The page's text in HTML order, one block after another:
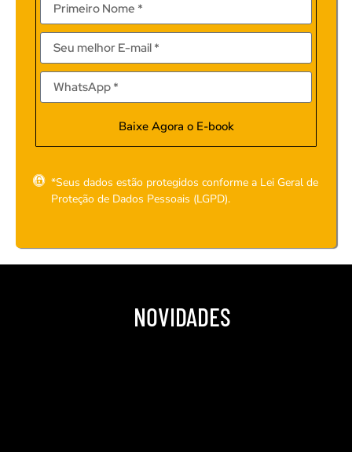
Baixe Agora o E-book
*Seus dados estão protegidos conforme a Lei Geral de
Proteção de Dados Pessoais (LGPD).
NOVIDADES